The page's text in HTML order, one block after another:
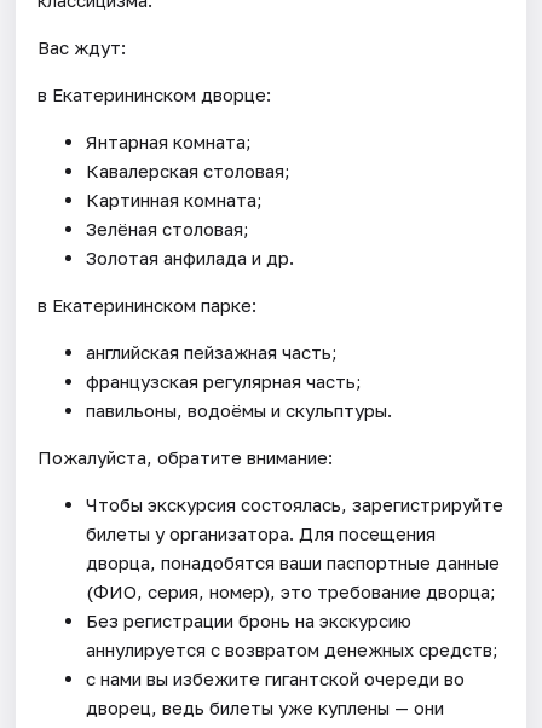
Вас ждут:
в Екатерининском дворце:
Янтарная комната;
Кавалерская столовая;
Картинная комната;
Зелёная столовая;
Золотая анфилада и др.
в Екатерининском парке:
английская пейзажная часть;
французская регулярная часть;
павильоны, водоёмы и скульптуры.
Пожалуйста, обратите внимание:
Чтобы экскурсия состоялась, зарегистрируйте
билеты у организатора. Для посещения
дворца, понадобятся ваши паспортные данные
(ФИО, серия, номер), это требование дворца;
Без регистрации бронь на экскурсию
аннулируется с возвратом денежных средств;
с нами вы избежите гигантской очереди во
дворец, ведь билеты уже куплены — они